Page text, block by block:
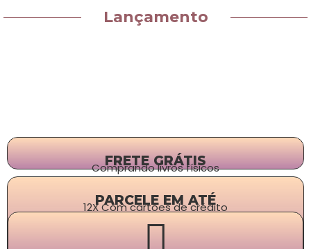
Lançamento
FRETE GRÁTIS
Comprando livros físicos
PARCELE EM ATÉ
12X Com cartões de crédito